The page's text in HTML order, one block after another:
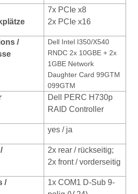
7x PCIe x8
2x PCIe x16
/
Dell Intel I350/X540
RNDC 2x 10GBE + 2x
1GBE Network
Daughter Card 99GTM
099GTM
Dell PERC H730p
RAID Controller
yes / ja
2x rear / rückseitig;
2x front / vorderseitig
/
1x COM1 D-Sub 9-